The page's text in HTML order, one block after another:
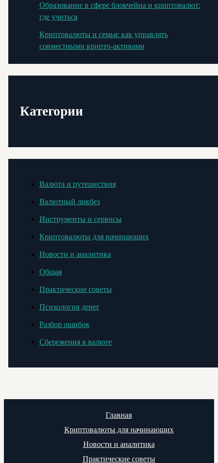
Образование в сфере блокчейна и криптовалют:
где учиться
Криптовалюты и семья: как управлять
совместными крипто-активами
Категории
Валюта и путешествия
Валютный ликбез
Инструменты и сервисы
Криптовалюты для начинающих
Новости и аналитика
Общая
Практические советы
Психология денег
Разбор ошибок
Сбережения в валюте
Главная
Криптовалюты для начинающих
Новости и аналитика
Практические советы